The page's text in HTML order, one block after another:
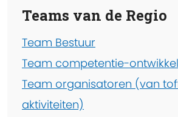
Teams van de Regio
Team Bestuur
Team competentie-
Team organisatoren (van
aktiviteiten)